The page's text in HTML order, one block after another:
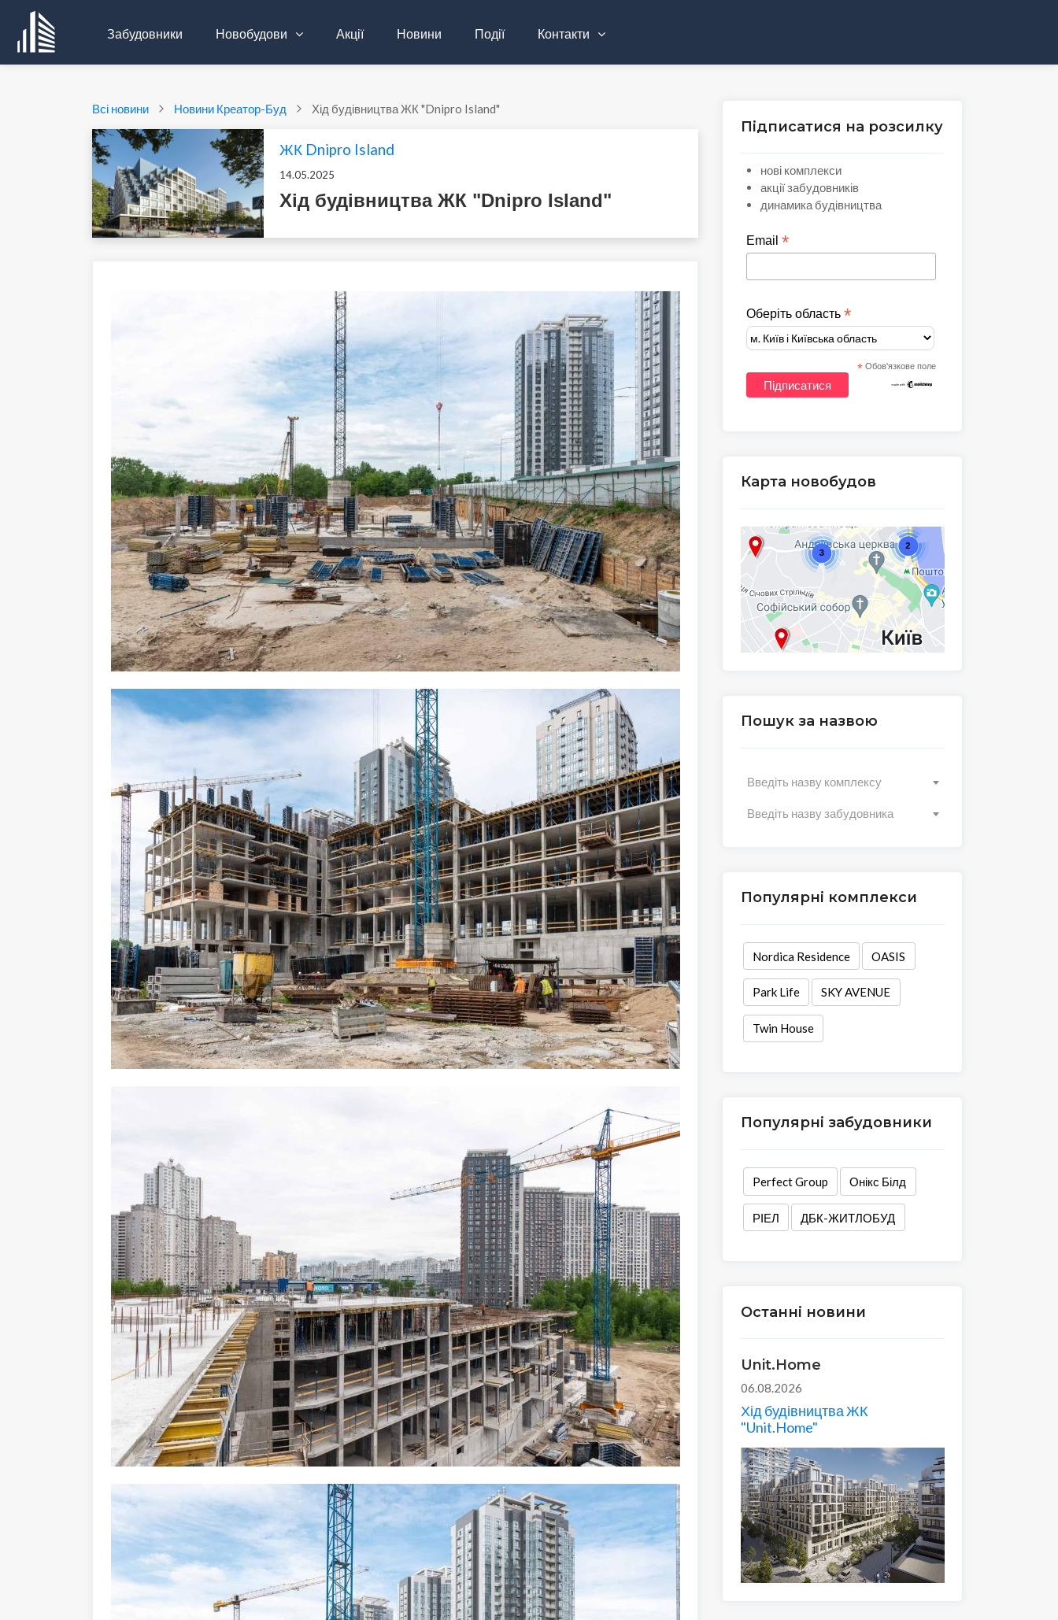
Забудовники Новобудови Акції Новини Події Контакти
Всі новини Новини Креатор-Буд Хід будівництва ЖК "Dnipro Island"
ЖК Dnipro Island
14.05.2025
Хід будівництва ЖК "Dnipro Island"
Підписатися на розсилку
нові комплекси
акції забудовників
динамика будівництва
Email*
Оберіть область*
* Обов'язкове поле
Карта новобудов
Пошук за назвою
Введіть назву комплексу
Введіть назву забудовника
Популярні комплекси
Nordica Residence OASIS
Park Life SKY AVENUE
Twin House
Популярні забудовники
Perfect Group Онікс Білд
РІЕЛ ДБК-ЖИТЛОБУД
Останні новини
Unit.Home
06.08.2026
Хід будівництва ЖК
"Unit.Home"